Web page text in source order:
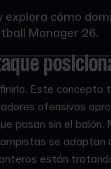
explora cómo
Manager 26.
Este concepto
ofensivos
pasan sin el balón.
se adaptan
están